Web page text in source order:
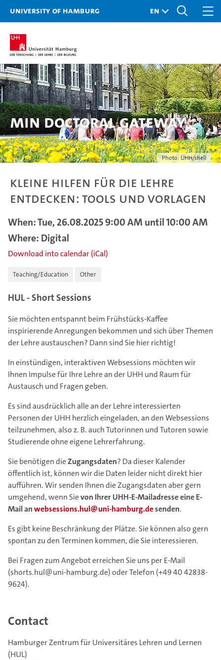
University of Hamburg
Photo: UHH/shell
MIN doctoral gateway
Kleine Hilfen für die Lehre
entdecken: Tools und Vorlagen
When: Tue, 26.08.2025 9:00 AM until 10:00 AM
Where: Digital
Download into calendar (iCal)
Teaching/Education Other
HUL - Short Sessions
Sie möchten entspannt beim Frühstücks-Kaffee
inspirierende Anregungen bekommen und sich über Themen
der Lehre austauschen? Dann sind Sie hier richtig!
In einstündigen, interaktiven Websessions möchten wir
Ihnen Impulse für Ihre Lehre an der UHH und Raum für
Austausch und Fragen geben.
Es sind ausdrücklich alle an der Lehre interessierten
Personen der UHH herzlich eingeladen, an den Websessions
teilzunehmen, also z. B. auch Tutorinnen und Tutoren sowie
Studierende ohne eigene Lehrerfahrung.
Sie benötigen dieZugangsdaten? Da dieser Kalender
öffentlich ist, können wir die Daten leider nicht direkt hier
aufführen. Wir senden Ihnen die Zugangsdaten aber gern
umgehend, wenn Sievon Ihrer UHH-E-Mailadresse eine E-
Mail anwebsessions.hul@uni-hamburg.desenden.
Es gibt keine Beschränkung der Plätze. Sie können also gern
spontan zu den Terminen kommen, die Sie interessieren.
Bei Fragen zum Angebot erreichen Sie uns per E-Mail
(shorts.hul@uni-hamburg.de) oder Telefon (+49 40 42838-
9624).
Contact
Hamburger Zentrum für Universitäres Lehren und Lernen
(HUL)